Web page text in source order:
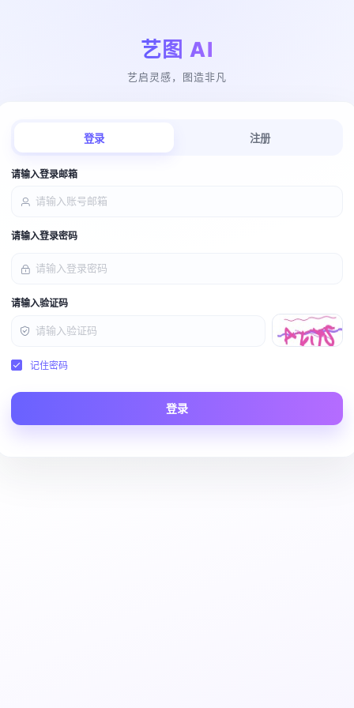
艺图 AI
艺启灵感，图造非凡
登录 注册
请输入登录邮箱
请输入登录密码
请输入验证码
记住密码
登录